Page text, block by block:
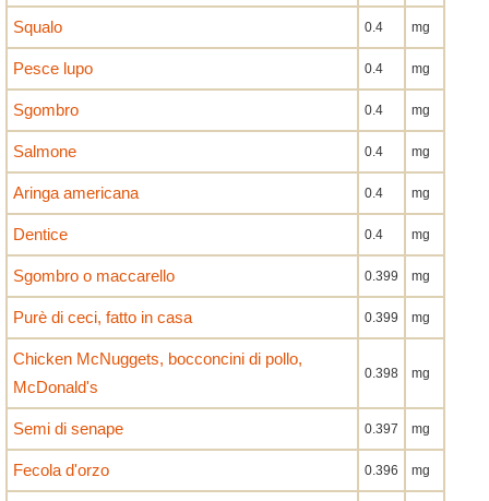
Squalo 0.4 mg
Pesce lupo 0.4 mg
Sgombro 0.4 mg
Salmone 0.4 mg
Aringa americana 0.4 mg
Dentice 0.4 mg
Sgombro o maccarello 0.399 mg
Purè di ceci, fatto in casa 0.399 mg
Chicken McNuggets, bocconcini di pollo,
McDonald's
0.398 mg
Semi di senape 0.397 mg
Fecola d'orzo 0.396 mg